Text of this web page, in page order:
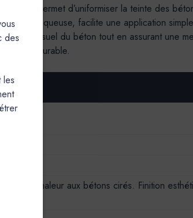
Il permet d’uniformiser la teinte des
phase aqueuse, facilite une application
visuel du béton tout en assurant une
et durable.
et chaleur aux bétons cirés. Finition
des
les